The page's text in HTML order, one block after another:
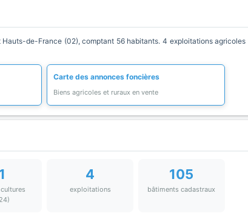
de-France (02), comptant 56 habitants. 4 exploitations
Carte des annonces foncières
Biens agricoles et ruraux en vente
4
exploitations
105
bâtiments cadastraux